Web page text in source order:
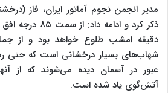
دقیقه امشب طلوع خواهد بود و از
شهاب‌های بسیار درخشانی است که حتی
عبور در آسمان دیده می‌شوند که از
آتش‌گوی یاد شده است.